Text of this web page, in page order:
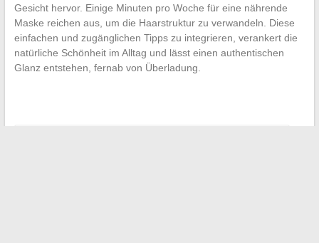
Gesicht hervor. Einige Minuten pro Woche für eine nährende
Maske reichen aus, um die Haarstruktur zu verwandeln. Diese
einfachen und zugänglichen Tipps zu integrieren, verankert die
natürliche Schönheit im Alltag und lässt einen authentischen
Glanz entstehen, fernab von Überladung.